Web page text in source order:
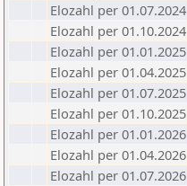
Elozahl per 01.07.2024
Elozahl per 01.10.2024
Elozahl per 01.01.2025
Elozahl per 01.04.2025
Elozahl per 01.07.2025
Elozahl per 01.10.2025
Elozahl per 01.01.2026
Elozahl per 01.04.2026
Elozahl per 01.07.2026